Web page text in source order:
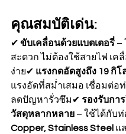
คุณสมบัติเด่น:
✔ ขับเคลื่อนด้วยแบตเตอรี่ –
สะดวก ไม่ต้องใช้สายไฟ เค
ง่าย✔ แรงกดอัดสูงถึง 19 กิ
แรงอัดที่สม่ำเสมอ เชื่อมต่อ
ลดปัญหารั่วซึม✔ รองรับกา
วัสดุหลากหลาย – ใช้ได้กับท่
Copper, Stainless Steel แ